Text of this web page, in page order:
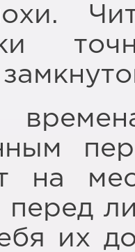
на
перед
их